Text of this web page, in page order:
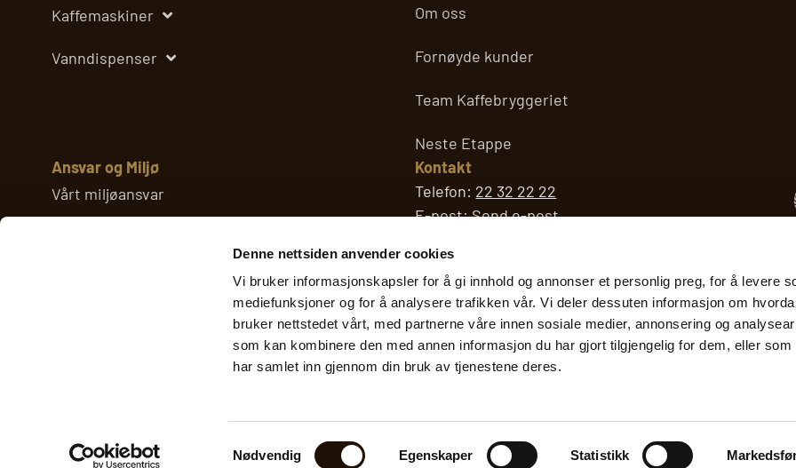
Denne nettsiden anvender cookies
Vi bruker informasjonskapsler for å gi innhold og annonser et personlig preg, for å levere
mediefunksjoner og for å analysere trafikken vår. Vi deler dessuten informasjon om
bruker nettstedet vårt, med partnerne våre innen sosiale medier, annonsering og
som kan kombinere den med annen informasjon du har gjort tilgjengelig for dem, eller som
har samlet inn gjennom din bruk av tjenestene deres.
Samtykkevalg
Nødvendig Egenskaper Statistikk
Kaffemaskiner
Vanndispenser
Om oss
Fornøyde kunder
Team Kaffebryggeriet
Neste Etappe
Ansvar og Miljø
Vårt miljøansvar
Policy for bærekraftig forretningspraksis
Kontakt
Telefon: 22 32 22 22
E-post:Send e-post
Jogstadveien 21
2007 Kjeller
Org. nr.
890 742 262
© 2026 Kaffebryggeriet AS
Web, Seo og markedsføring avCoreCom Digitalbyrå